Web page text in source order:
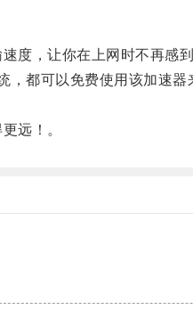
，让你在上网时不再感到
都可以免费使用该加速器
远！。